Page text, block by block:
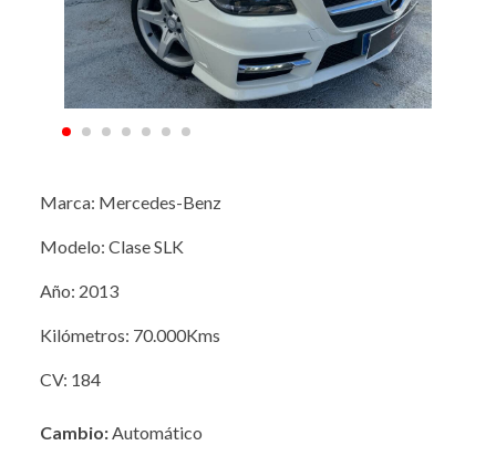
Marca: Mercedes-Benz
Modelo: Clase SLK
Año: 2013
Kilómetros: 70.000Kms
CV: 184
Cambio: Automático